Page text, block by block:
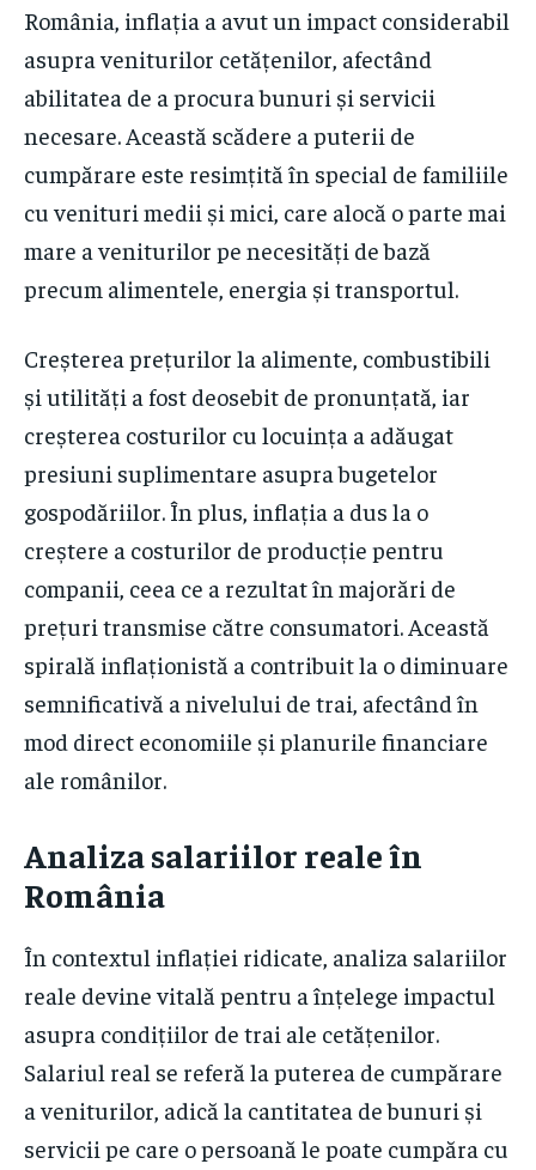
România, inflația a avut un impact considerabil
asupra veniturilor cetățenilor, afectând
abilitatea de a procura bunuri și servicii
necesare. Această scădere a puterii de
cumpărare este resimțită în special de familiile
cu venituri medii și mici, care alocă o parte mai
mare a veniturilor pe necesități de bază
precum alimentele, energia și transportul.
Creșterea prețurilor la alimente, combustibili
și utilități a fost deosebit de pronunțată, iar
creșterea costurilor cu locuința a adăugat
presiuni suplimentare asupra bugetelor
gospodăriilor. În plus, inflația a dus la o
creștere a costurilor de producție pentru
companii, ceea ce a rezultat în majorări de
prețuri transmise către consumatori. Această
spirală inflaționistă a contribuit la o diminuare
semnificativă a nivelului de trai, afectând în
mod direct economiile și planurile financiare
ale românilor.
Analiza salariilor reale în
România
În contextul inflației ridicate, analiza salariilor
reale devine vitală pentru a înțelege impactul
asupra condițiilor de trai ale cetățenilor.
Salariul real se referă la puterea de cumpărare
a veniturilor, adică la cantitatea de bunuri și
servicii pe care o persoană le poate cumpăra cu